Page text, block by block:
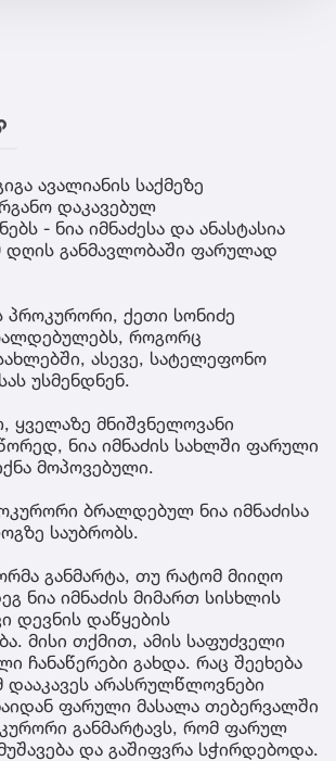
ავალიანის საქმეზე
დაკავებულ
- ნია იმნაძესა და ანასტასია
დღის განმავლობაში ფარულად
პროკურორი, ქეთი სონიძე
როგორც
ასევე, სატელეფონო
უსმენდნენ.
ყველაზე მნიშვნელოვანი
ნია იმნაძის სახლში ფარული
მოპოვებული.
ბრალდებულ ნია იმნაძისა
საუბრობს.
განმარტა, თუ რატომ მიიღო
ნია იმნაძის მიმართ სისხლის
დევნის დაწყების
მისი თქმით, ამის საფუძველი
ჩანაწერები გახდა. რაც შეეხება
დააკავეს არასრულწლოვნები
ფარული მასალა თებერვალში
განმარტავს, რომ ფარულ
და გაშიფვრა სჭირდებოდა.